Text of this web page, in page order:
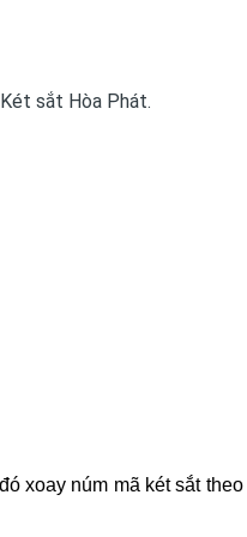
sắt Hòa Phát.
xoay núm mã két sắt